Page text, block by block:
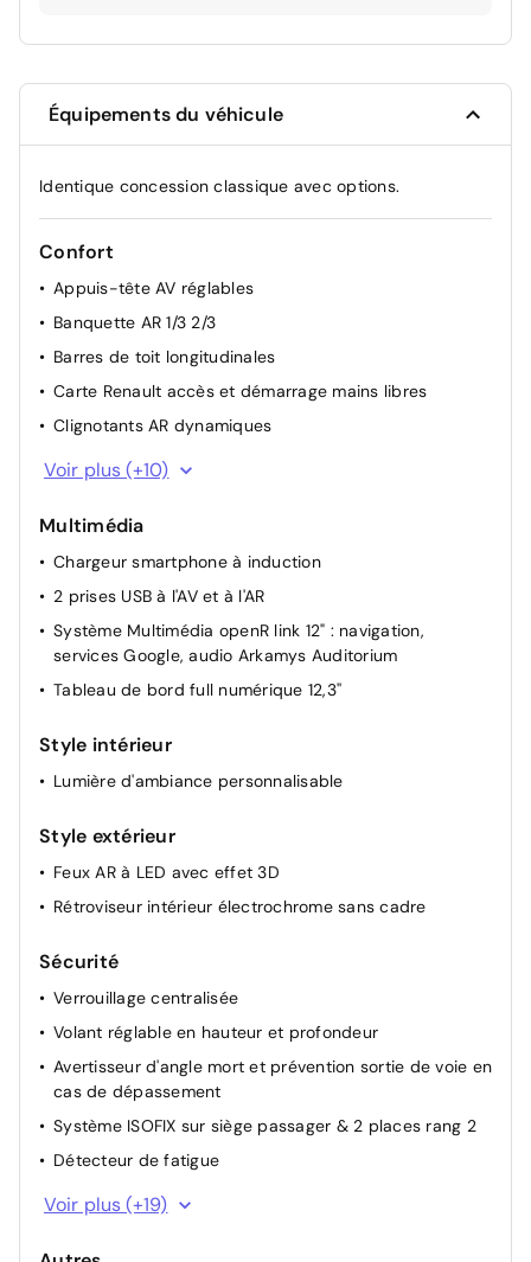
Équipements du véhicule
Identique concession classique avec options.
Confort
Appuis-tête AV réglables
Banquette AR 1/3 2/3
Barres de toit longitudinales
Carte Renault accès et démarrage mains libres
Clignotants AR dynamiques
Climatisation automatique bi-zone
Détection intelligente des limitations de vitesse et
prévention survitesse
Direction assistée
Lève-vitres AR électriques à impulsion
Lève-vitres AV électriques à impulsion
Multi-sense
Rétroviseurs extérieurs électriques, dégivrants,
rabattables automatiquement
Voir plus (+10)
Multimédia
Chargeur smartphone à induction
2 prises USB à l'AV et à l'AR
Système Multimédia openR link 12" : navigation,
services Google, audio Arkamys Auditorium
Tableau de bord full numérique 12,3''
Style intérieur
Lumière d'ambiance personnalisable
Style extérieur
Feux AR à LED avec effet 3D
Rétroviseur intérieur électrochrome sans cadre
Sécurité
Verrouillage centralisée
Volant réglable en hauteur et profondeur
Avertisseur d'angle mort et prévention sortie de voie en
cas de dépassement
Système ISOFIX sur siège passager & 2 places rang 2
Détecteur de fatigue
Régulateur de vitesse adaptatif
Voir plus (+19)